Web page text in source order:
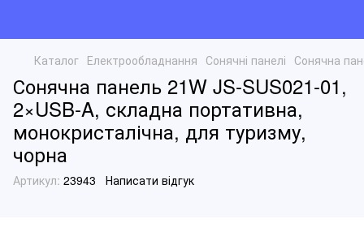
Каталог Електрообладнання Сонячні панелі Сонячна
Сонячна панель 21W JS-SUS021-01,
2×USB-A, складна портативна,
монокристалічна, для туризму,
чорна
Артикул: 23943 Написати відгук